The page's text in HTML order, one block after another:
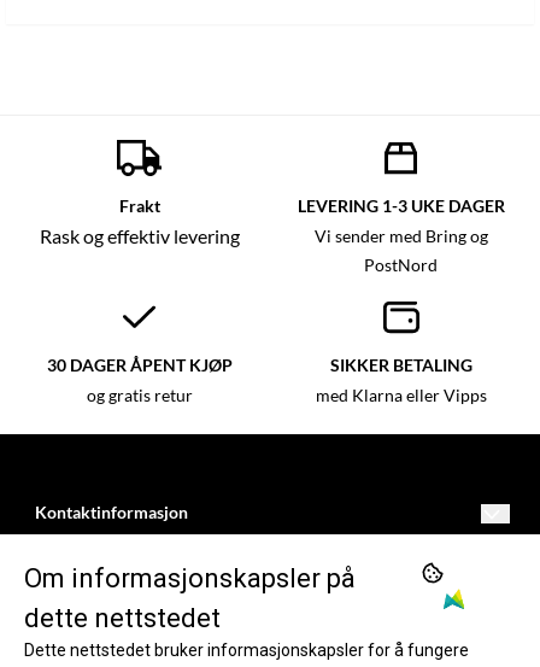
Frakt
Rask og effektiv levering
LEVERING 1-3 UKE DAGER
Vi sender med Bring og
PostNord
30 DAGER ÅPENT KJØP
og gratis retur
SIKKER BETALING
med Klarna eller Vipps
Kontaktinformasjon
kundeservice@dartnorge.no
Freimsvegen 11
5750
Vilkår
Opprett konto
INFORMASJON
Om oss
FØLG OSS
Om informasjonskapsler på
dette nettstedet
Dette nettstedet bruker informasjonskapsler for å fungere